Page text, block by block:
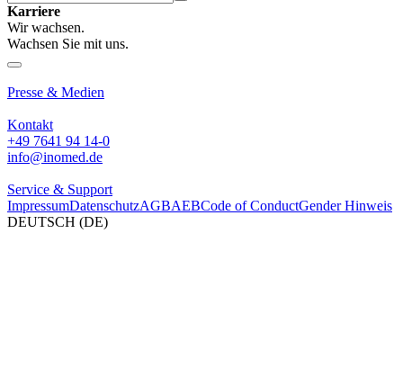
Karriere
Wir wachsen.
Wachsen Sie mit uns.
Presse & Medien
Kontakt
+49 7641 94 14-0
info@inomed.de
Service & Support
ImpressumDatenschutzAGBAEBCode of ConductGender Hinweis
DEUTSCH (DE)